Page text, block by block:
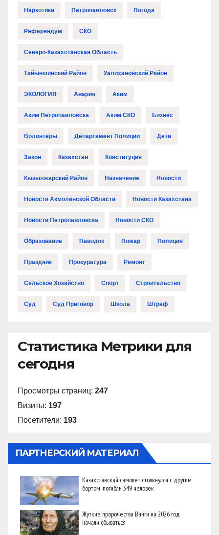
Наркотики Петропавловск Погода
Референдум СКО
Северо-Казахстанская Область
Тайыншинский Район Уалихановский Район
ЭКОЛОГИЯ Авария Аким
Аким Петропавловска Аким СКО Бизнес
Волонтёры Департамент Полиции Дети
Закон Казахстан Конституция
Кызылжарский Район Назначение Новости
Новости Акмолинской Области Новости Казахстана
Новости Петропавловска Новости СКО
Образование Паводок Пожар Полиция
Праздник Прокуратура Ремонт
Сельское Хозяйство Спорт Строительство
Суд Суд Приговор Школа Штраф
Статистика Метрики для
сегодня
Просмотры страниц: 247
Визиты: 197
Посетители: 193
ПАРТНЕРСКИЙ МАТЕРИАЛ
Казахстанский самолет столкнулся с другим
бортом: погибли 349 человек
Жуткие пророчества Ванги на 2026 год
начали сбываться